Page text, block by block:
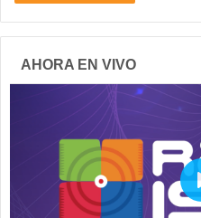
AHORA EN VIVO